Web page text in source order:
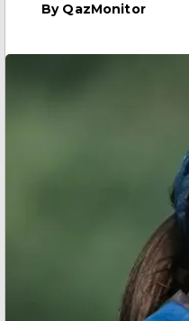
By QazMonitor